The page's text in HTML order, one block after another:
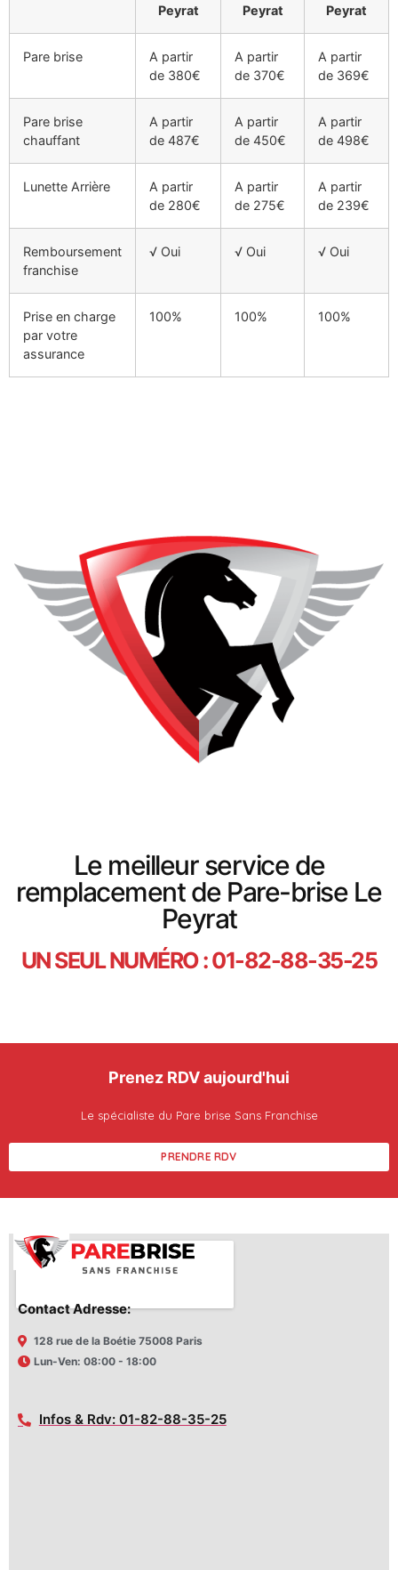
Peyrat
Peyrat
Peyrat
Pare brise
A partir
de 380€
A partir
de 370€
A partir
de 369€
Pare brise
chauffant
A partir
de 487€
A partir
de 450€
A partir
de 498€
Lunette Arrière
A partir
de 280€
A partir
de 275€
A partir
de 239€
Remboursement
franchise
√ Oui √ Oui √ Oui
Prise en charge
par votre
assurance
100% 100% 100%
Le meilleur service de
remplacement de Pare-brise Le
Peyrat
UN SEUL NUMÉRO : 01-82-88-35-25
Prenez RDV aujourd'hui
Le spécialiste du Pare brise Sans Franchise
PRENDRE RDV
Contact Adresse:
128 rue de la Boétie 75008 Paris
Lun-Ven: 08:00 - 18:00
Infos & Rdv: 01-82-88-35-25